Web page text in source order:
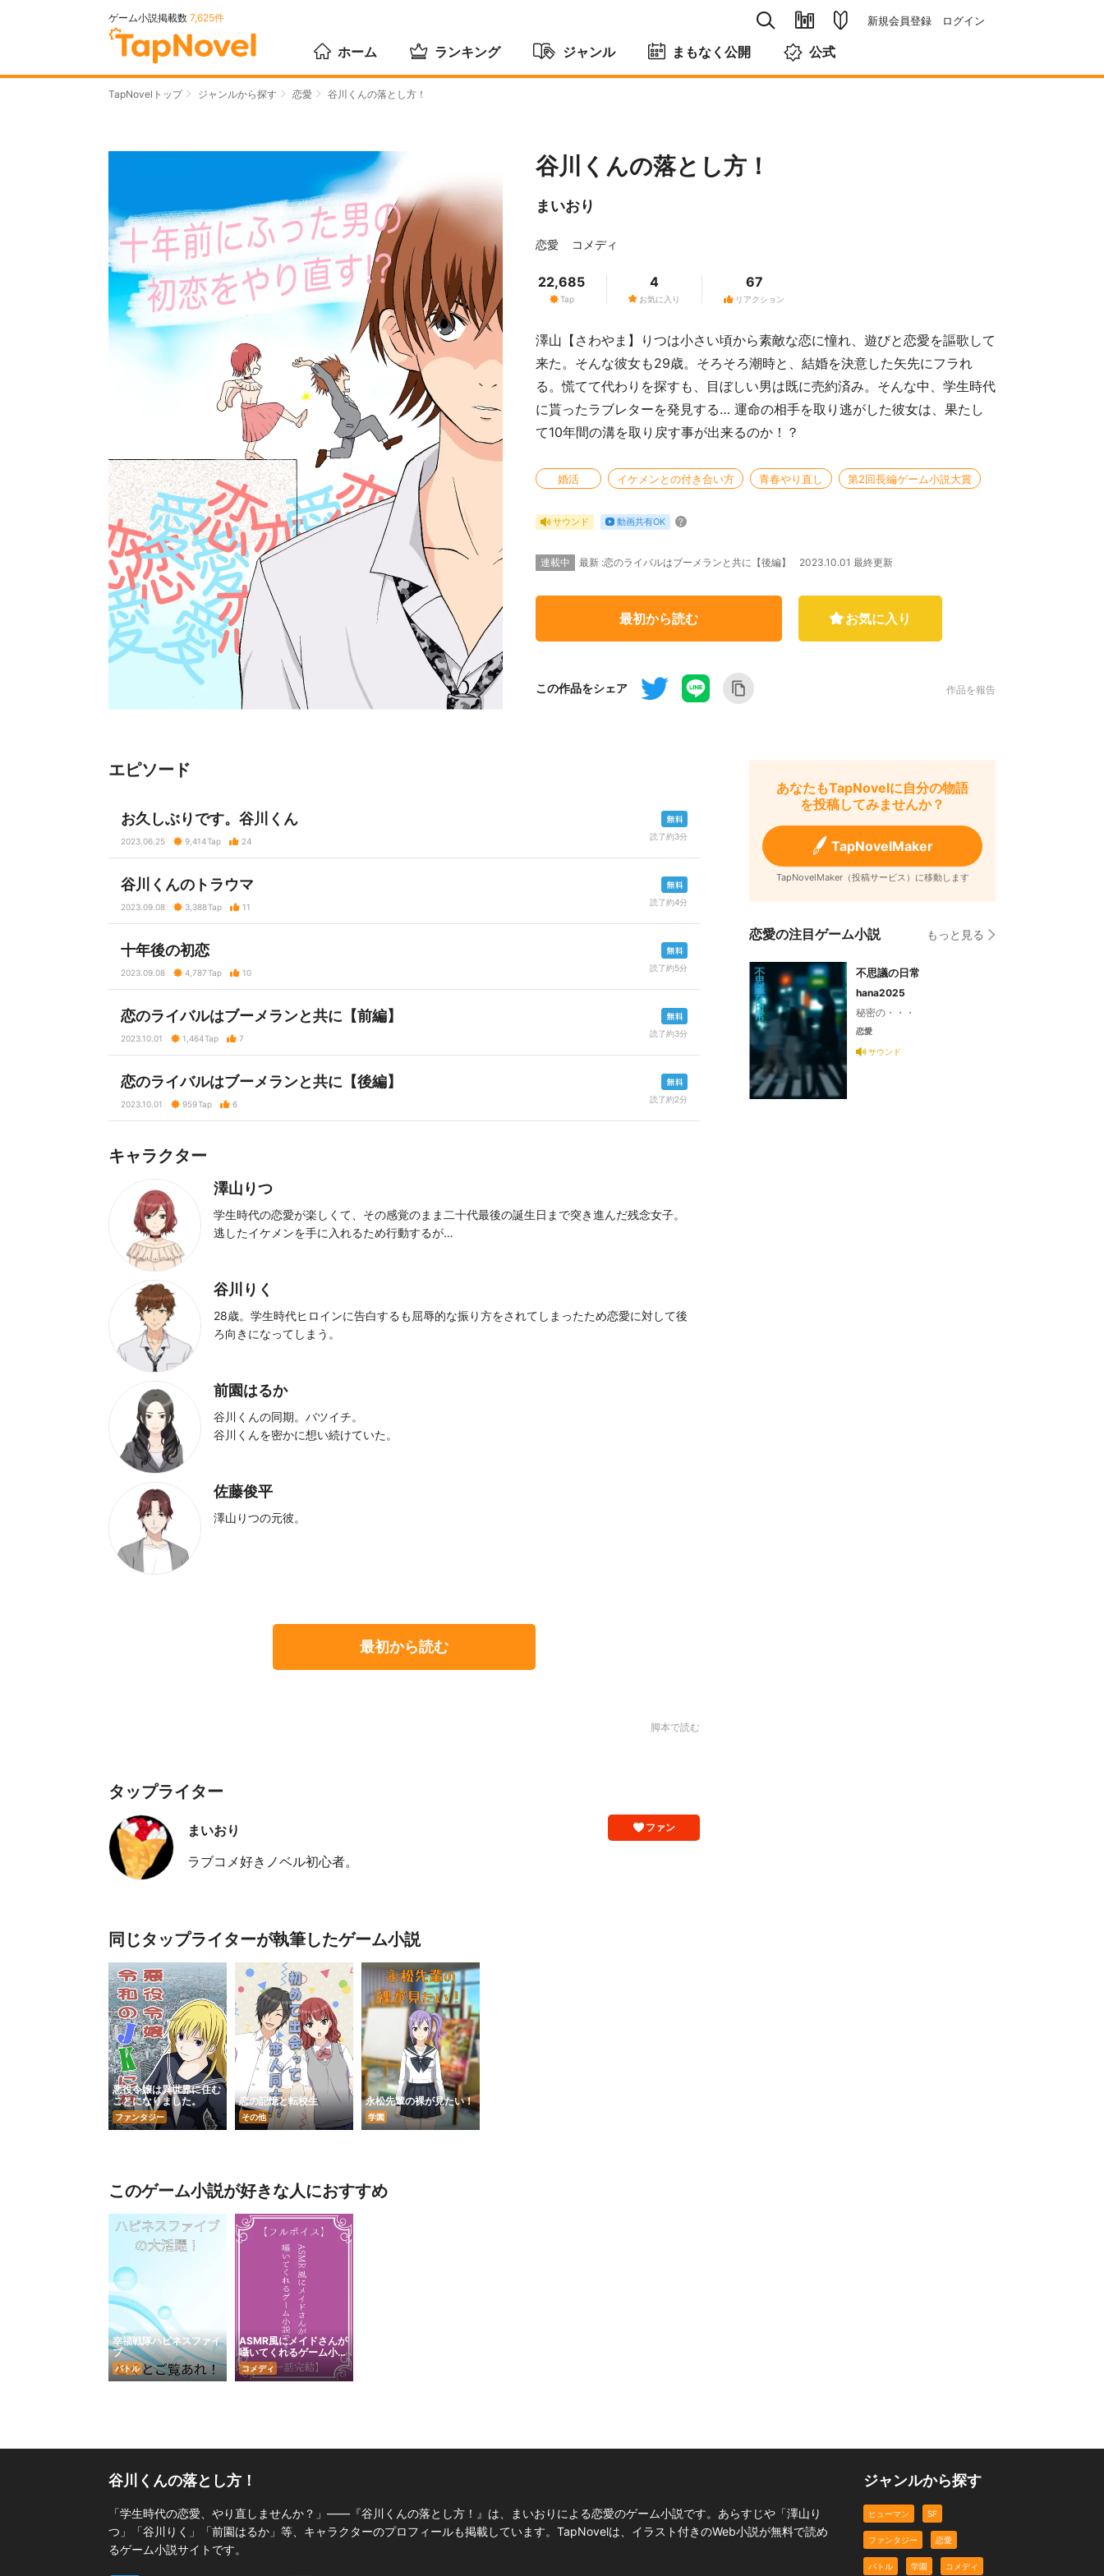
ゲーム小説掲載数 7,625件 新規会員登録 ログイン
ホーム ランキング ジャンル まもなく公開 公式
TapNovelトップ ジャンルから探す 恋愛 谷川くんの落とし方！
谷川くんの落とし方！
まいおり
恋愛 コメディ
Tap
22,685
お気に入り
4
リアクション
67
澤山【さわやま】りつは小さい頃から素敵な恋に憧れ、遊びと恋愛を謳歌して
来た。そんな彼女も29歳。そろそろ潮時と、結婚を決意した矢先にフラれ
る。慌てて代わりを探すも、目ぼしい男は既に売約済み。そんな中、学生時代
に貰ったラブレターを発見する… 運命の相手を取り逃がした彼女は、果たし
て10年間の溝を取り戻す事が出来るのか！？
婚活 イケメンとの付き合い方 青春やり直し 第2回長編ゲーム小説大賞
サウンド 動画共有OK
連載中 最新 :恋のライバルはブーメランと共に【後編】 2023.10.01 最終更新
最初から読む お気に入り
この作品をシェア 作品を報告
エピソード
お久しぶりです。谷川くん
2023.06.25 9,414Tap 24
読了約3分
谷川くんのトラウマ
2023.09.08 3,388Tap 11
読了約4分
十年後の初恋
2023.09.08 4,787Tap 10
読了約5分
恋のライバルはブーメランと共に【前編】
2023.10.01 1,464Tap 7
読了約3分
恋のライバルはブーメランと共に【後編】
2023.10.01 959Tap 6
読了約2分
キャラクター
澤山りつ
学生時代の恋愛が楽しくて、その感覚のまま二十代最後の誕生日まで突き進んだ残念女子。
逃したイケメンを手に入れるため行動するが…
谷川りく
28歳。学生時代ヒロインに告白するも屈辱的な振り方をされてしまったため恋愛に対して後
ろ向きになってしまう。
前園はるか
谷川くんの同期。バツイチ。
谷川くんを密かに想い続けていた。
佐藤俊平
澤山りつの元彼。
最初から読む
脚本で読む
タップライター
ファン
まいおり
ラブコメ好きノベル初心者。
同じタップライターが執筆したゲーム小説
悪役令嬢は異世界に住む
ことになりました。
ファンタジー
恋の記憶と転校生
その他
永松先輩の裸が見たい！
学園
このゲーム小説が好きな人におすすめ
幸福戦隊ハピネスファイ
ブ
バトル
ASMR風にメイドさんが
囁いてくれるゲーム小説
です。
コメディ
あなたもTapNovelに自分の物語
を投稿してみませんか？
TapNovelMaker
TapNovelMaker（投稿サービス）に移動します
恋愛の注目ゲーム小説 もっと見る
不思議の日常
hana2025
秘密の・・・
恋愛
サウンド
谷川くんの落とし方！
「学生時代の恋愛、やり直しませんか？」――『谷川くんの落とし方！』は、まいおりによる恋愛のゲーム小説です。あらすじや「澤山り
つ」「谷川りく」「前園はるか」等、キャラクターのプロフィールも掲載しています。TapNovelは、イラスト付きのWeb小説が無料で読め
るゲーム小説サイトです。
ジャンルから探す
ヒューマン SF
ファンタジー 恋愛
バトル 学園 コメディ